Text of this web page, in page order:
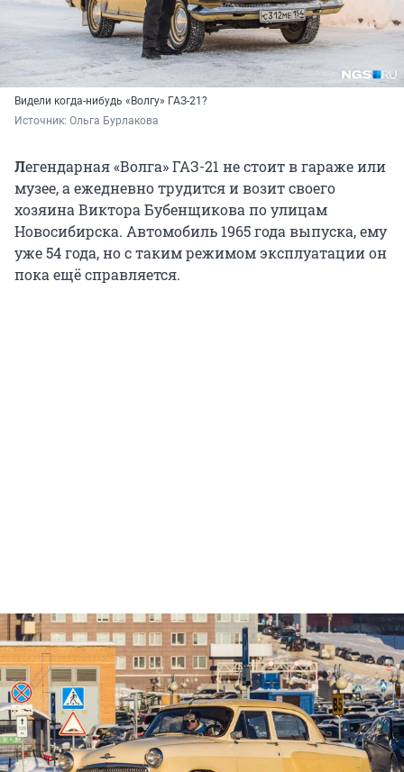
Видели когда-нибудь «Волгу» ГАЗ-21?
Источник: Ольга Бурлакова
Легендарная «Волга» ГАЗ-21 не стоит в гараже или
музее, а ежедневно трудится и возит своего
хозяина Виктора Бубенщикова по улицам
Новосибирска. Автомобиль 1965 года выпуска, ему
уже 54 года, но с таким режимом эксплуатации он
пока ещё справляется.